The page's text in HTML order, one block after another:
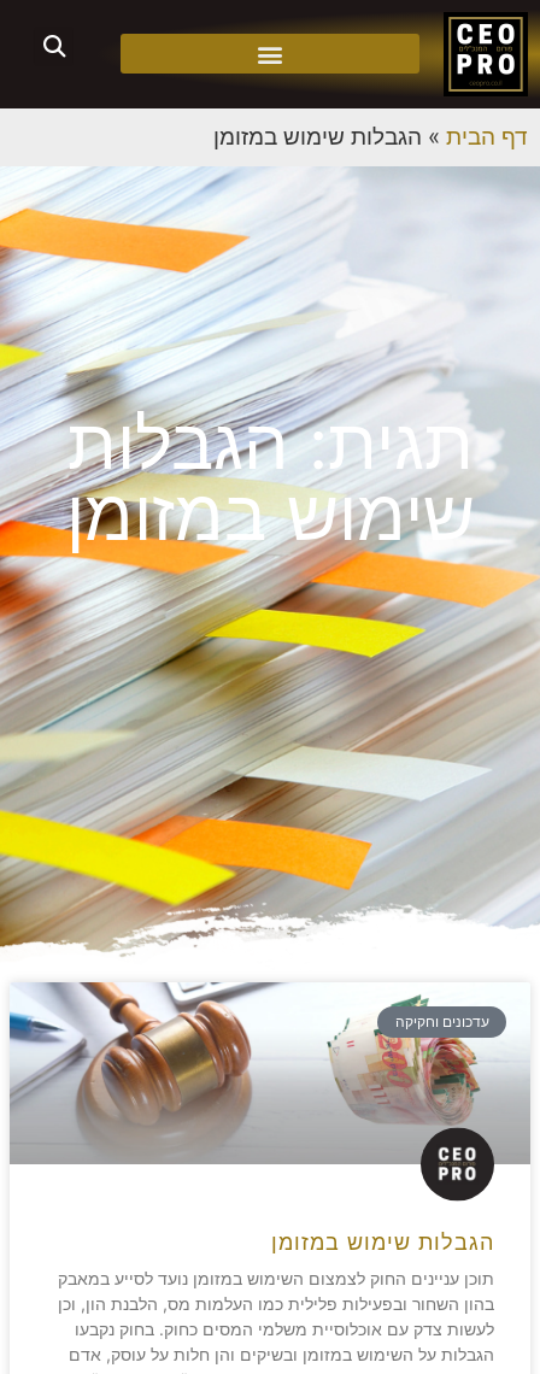
דף הבית » הגבלות שימוש במזומן
תגית: הגבלות
שימוש במזומן
עדכונים וחקיקה
הגבלות שימוש במזומן
תוכן עניינים החוק לצמצום השימוש במזומן נועד לסייע במאבק
בהון השחור ובפעילות פלילית כמו העלמות מס, הלבנת הון, וכן
לעשות צדק עם אוכלוסיית משלמי המסים כחוק. בחוק נקבעו
הגבלות על השימוש במזומן ובשיקים והן חלות על עוסק, אדם